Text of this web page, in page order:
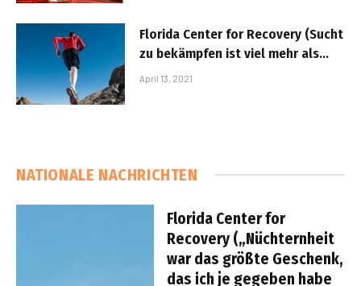
Florida Center for Recovery (Sucht
zu bekämpfen ist viel mehr als
durchzustehen…)
April 13, 2021
NATIONALE NACHRICHTEN
Florida Center for
Recovery („Nüchternheit
war das größte Geschenk,
das ich je gegeben habe